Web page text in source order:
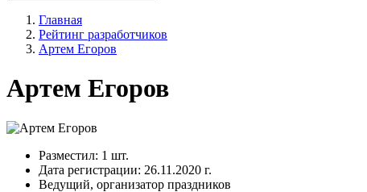
Главная
Рейтинг разработчиков
Артем Егоров
Артем Егоров
Разместил: 1 шт.
Дата регистрации: 26.11.2020 г.
Ведущий, организатор праздников